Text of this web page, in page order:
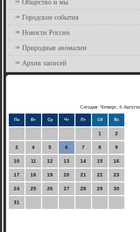
Городские события
Новости России
Природные аномалии
Архив записей
Сегодня: Четверг, 6 Августа
Пн Вт Ср Чт Пт Сб Вс
1 2
3 4 5 6 7 8 9
10 11 12 13 14 15 16
17 18 19 20 21 22 23
24 25 26 27 28 29 30
31